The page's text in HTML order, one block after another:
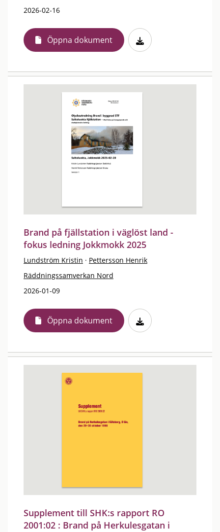
2026-02-16
Öppna dokument
Brand på fjällstation i väglöst land -
fokus ledning Jokkmokk 2025
Lundström Kristin · Pettersson Henrik
Räddningssamverkan Nord
2026-01-09
Öppna dokument
Supplement till SHK:s rapport RO
2001:02 : Brand på Herkulesgatan i